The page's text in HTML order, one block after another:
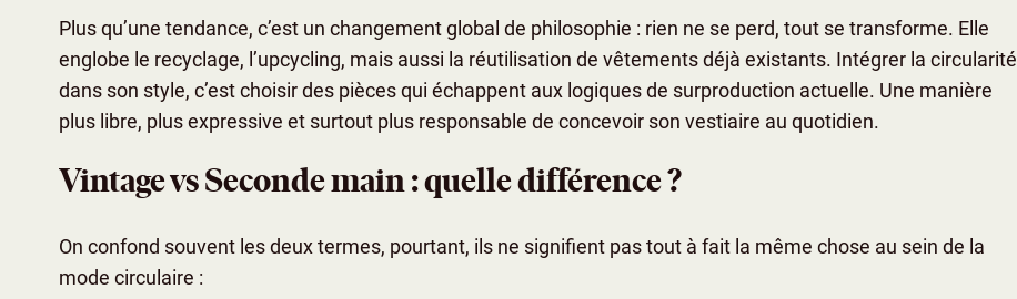
Plus qu’une tendance, c’est un changement global de philosophie : rien ne se perd, tout se transforme. Elle
englobe le recyclage, l’upcycling, mais aussi la réutilisation de vêtements déjà existants. Intégrer la circularité
dans son style, c’est choisir des pièces qui échappent aux logiques de surproduction actuelle. Une manière
plus libre, plus expressive et surtout plus responsable de concevoir son vestiaire au quotidien.
Vintage vs Seconde main : quelle différence ?
On confond souvent les deux termes, pourtant, ils ne signifient pas tout à fait la même chose au sein de la
mode circulaire :